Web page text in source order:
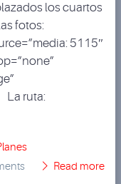
los cuartos
fotos:
5115″
ruta:
Read more